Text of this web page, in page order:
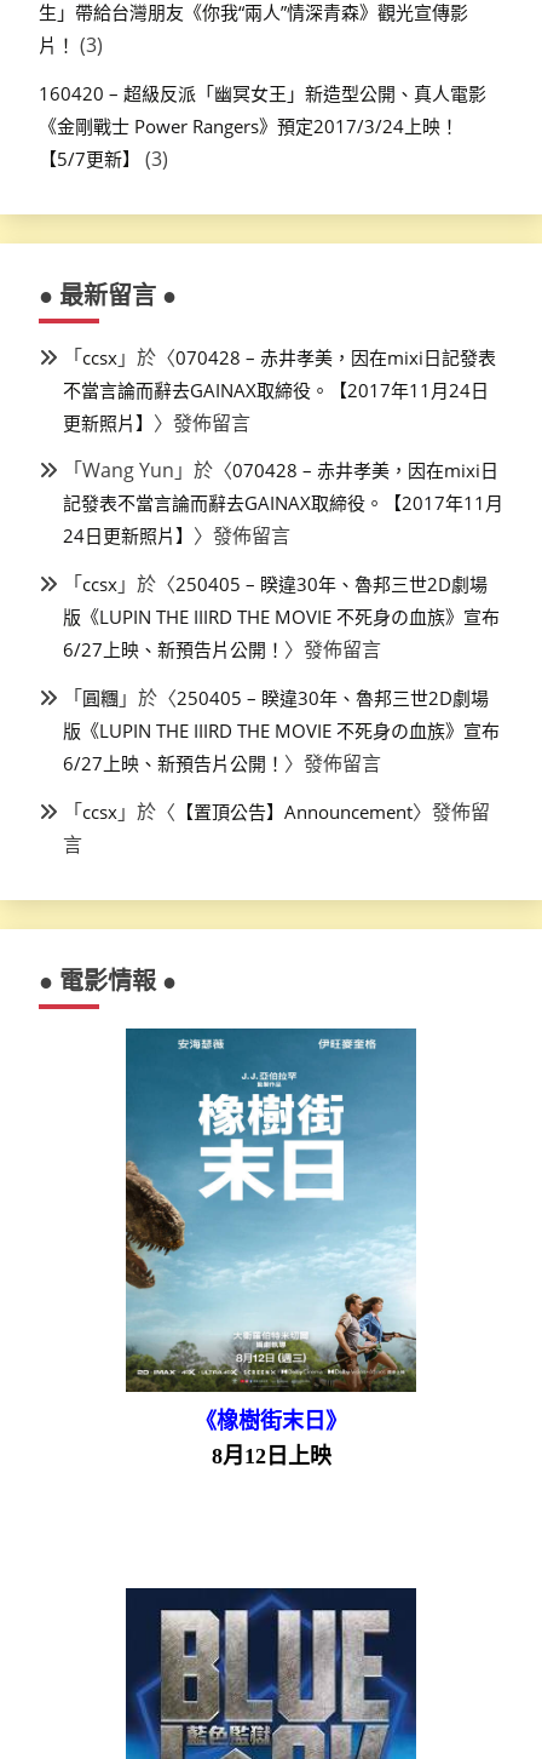
生」帶給台灣朋友《你我“兩人”情深青森》觀光宣傳影
片！ (3)
160420 – 超級反派「幽冥女王」新造型公開、真人電影
《金剛戰士 Power Rangers》預定2017/3/24上映！
【5/7更新】
(3)
● 最新留言 ●
「ccsx 」於〈070428 – 赤井孝美，因在mixi日記發表
不當言論而辭去GAINAX取締役。【2017年11月24日
更新照片】 〉發佈留言
「Wang Yun 」於〈070428 – 赤井孝美，因在mixi日
記發表不當言論而辭去GAINAX取締役。【2017年11月
24日更新照片】 〉發佈留言
「ccsx 」於〈250405 – 睽違30年、魯邦三世2D劇場
版《LUPIN THE IIIRD THE MOVIE 不死身の血族》宣布
6/27上映、新預告片公開！ 〉發佈留言
「圓糰 」於〈250405 – 睽違30年、魯邦三世2D劇場
版《LUPIN THE IIIRD THE MOVIE 不死身の血族》宣布
6/27上映、新預告片公開！ 〉發佈留言
「ccsx 」於〈 【置頂公告】Announcement〉發佈留
言
● 電影情報 ●
《橡樹街末日》
8月12日上映